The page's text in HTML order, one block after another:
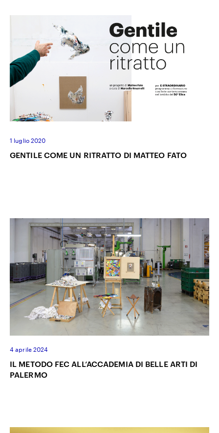
1 luglio 2020
GENTILE COME UN RITRATTO DI MATTEO FATO
4 aprile 2024
IL METODO FEC ALL’ACCADEMIA DI BELLE ARTI DI
PALERMO